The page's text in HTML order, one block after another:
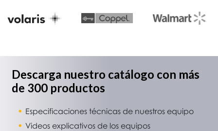
Descarga nuestro catálogo con más
de 300 productos
Especificaciones técnicas de nuestros equipo
Videos explicativos de los equipos